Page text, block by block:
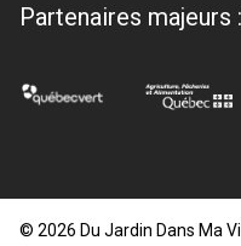
Partenaires majeurs :
© 2026 Du Jardin Dans Ma